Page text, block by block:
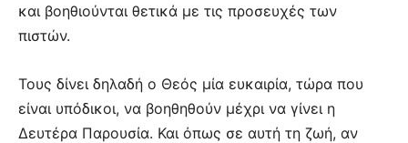
και βοηθιούνται θετικά με τις προσευχές των
πιστών.
Τους δίνει δηλαδή ο Θεός μία ευκαιρία, τώρα που
είναι υπόδικοι, να βοηθηθούν μέχρι να γίνει η
Δευτέρα Παρουσία. Και όπως σε αυτή τη ζωή, αν